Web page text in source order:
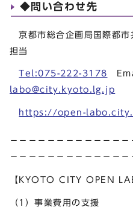
◆問い合わせ先
京都市総合企画局国際都
担当
Tel:075-222-3178
labo@city.kyoto.lg.jp
https://open-
－－－－－－－－－－－－
－－－－－－－－－－－－
【KYOTO CITY OPEN
（1）事業費用の支援